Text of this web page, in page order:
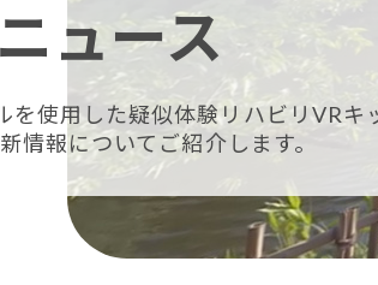
ュース
を使用した疑似体験リハビリVRキ
情報についてご紹介します。